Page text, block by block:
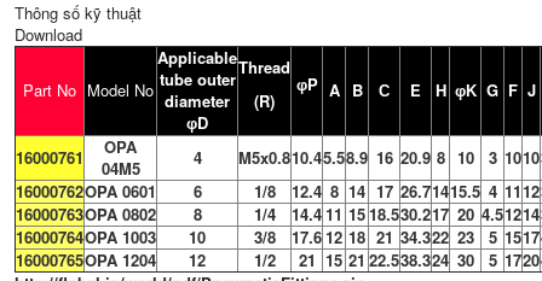
Thông số kỹ thuật
Download
Part No Model No
Applicable
tube outer
diameter
φD
Thread
(R)
φP A B C E H φK G F J
16000761
OPA
04M5
4 M5x0.810.45.58.9 16 20.9 8 10 3 1010
16000762OPA 0601 6 1/8 12.4 8 14 17 26.71415.5 4 1112
16000763OPA 0802 8 1/4 14.411 1518.530.217 20 4.51214
16000764OPA 1003 10 3/8 17.612 18 21 34.322 23 5 1517
16000765OPA 1204 12 1/2 21 15 21 22.538.324 30 5 1720